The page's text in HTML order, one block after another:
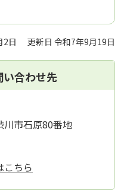
2日 更新日 令和7年9月19日
合わせ先
川市石原80番地
こちら